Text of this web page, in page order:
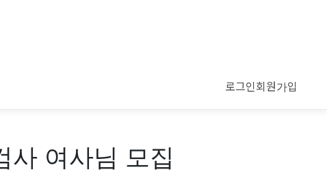
로그인회원가입
사 여사님 모집